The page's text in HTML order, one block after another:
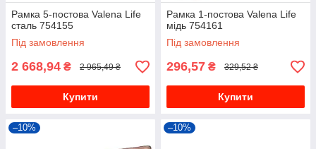
Рамка 5-постова Valena Life
сталь 754155
Під замовлення
2 668,94 ₴ 2 965,49 ₴
Купити
Рамка 1-постова Valena Life
мідь 754161
Під замовлення
296,57 ₴ 329,52 ₴
Купити
–10% –10%